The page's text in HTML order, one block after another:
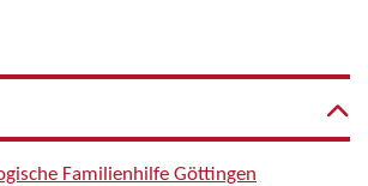
Familienhilfe Göttingen